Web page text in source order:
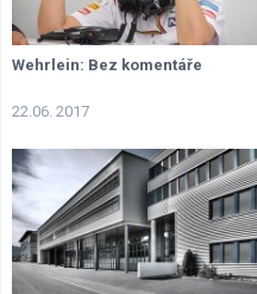
Wehrlein: Bez komentáře
22.06. 2017